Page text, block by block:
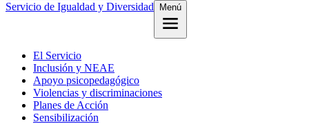
Servicio de Igualdad y Diversidad Menú
El Servicio
Inclusión y NEAE
Apoyo psicopedagógico
Violencias y discriminaciones
Planes de Acción
Sensibilización